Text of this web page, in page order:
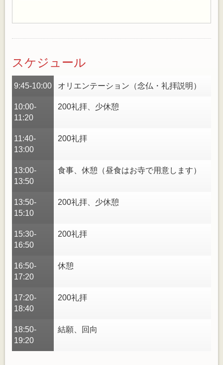
スケジュール
9:45-10:00 オリエンテーション（念仏・礼拝説明）
10:00-
11:20
200礼拝、少休憩
11:40-
13:00
200礼拝
13:00-
13:50
食事、休憩（昼食はお寺で用意します）
13:50-
15:10
200礼拝、少休憩
15:30-
16:50
200礼拝
16:50-
17:20
休憩
17:20-
18:40
200礼拝
18:50-
19:20
結願、回向